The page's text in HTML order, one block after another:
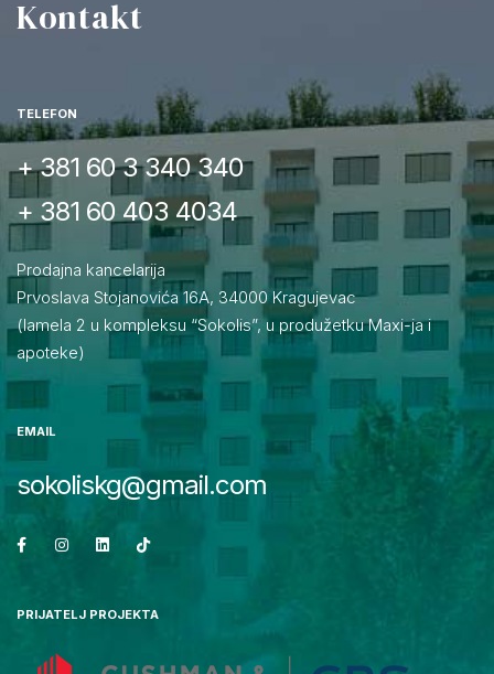
Kontakt
TELEFON
+ 381 60 3 340 340
+ 381 60 403 4034
Prodajna kancelarija
Prvoslava Stojanovića 16A, 34000 Kragujevac
(lamela 2 u kompleksu “Sokolis”, u produžetku Maxi-ja i
apoteke)
EMAIL
sokoliskg@gmail.com
PRIJATELJ PROJEKTA